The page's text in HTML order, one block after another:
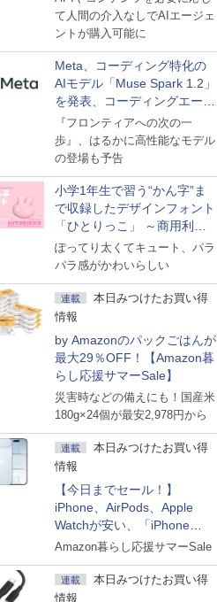
て人間の介入なしでAIエージェ
ントが購入可能に
Meta、コーディング特化の
AIモデル「Muse Spark 1.2」
を発表、コーディングエージ
ェント「Muse Code」も
『フロンティアへの次の一
歩』、はるかに高性能なモデル
の登場も予告
小学1年生で習う“かん字”ま
で収録したデザインフォント
「ひとりっこ」 ～商用利用
OK
ぽってり太くてキュート、パラ
パラ感がかわいらしい
連載
本日みつけたお買い得
情報
by Amazonのパックごはんが
最大29％OFF！【Amazon暮
らし応援サマーSale】
災害時などの備えにも！国産米
180g×24個が最安2,978円から
連載
本日みつけたお買い得
情報
【今日までセール！】
iPhone、AirPods、Apple
Watchが安い、「iPhone
Air」256GB版が139,800円な
Amazon暮らし応援サマーSale
連載
本日みつけたお買い得
情報